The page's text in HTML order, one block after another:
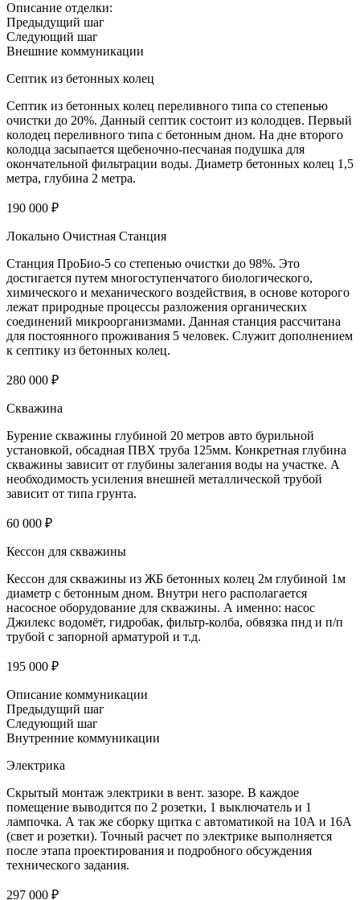
Описание отделки:
Предыдущий шаг
Следующий шаг
Внешние коммуникации
Септик из бетонных колец
Септик из бетонных колец переливного типа со степенью
очистки до 20%. Данный септик состоит из колодцев. Первый
колодец переливного типа с бетонным дном. На дне второго
колодца засыпается щебеночно-песчаная подушка для
окончательной фильтрации воды. Диаметр бетонных колец 1,5
метра, глубина 2 метра.
190 000 ₽
Локально Очистная Станция
Станция ПроБио-5 со степенью очистки до 98%. Это
достигается путем многоступенчатого биологического,
химического и механического воздействия, в основе которого
лежат природные процессы разложения органических
соединений микроорганизмами. Данная станция рассчитана
для постоянного проживания 5 человек. Служит дополнением
к септику из бетонных колец.
280 000 ₽
Скважина
Бурение скважины глубиной 20 метров авто бурильной
установкой, обсадная ПВХ труба 125мм. Конкретная глубина
скважины зависит от глубины залегания воды на участке. А
необходимость усиления внешней металлической трубой
зависит от типа грунта.
60 000 ₽
Кессон для скважины
Кессон для скважины из ЖБ бетонных колец 2м глубиной 1м
диаметр с бетонным дном. Внутри него располагается
насосное оборудование для скважины. А именно: насос
Джилекс водомёт, гидробак, фильтр-колба, обвязка пнд и п/п
трубой с запорной арматурой и т.д.
195 000 ₽
Описание коммуникации
Предыдущий шаг
Следующий шаг
Внутренние коммуникации
Электрика
Скрытый монтаж электрики в вент. зазоре. В каждое
помещение выводится по 2 розетки, 1 выключатель и 1
лампочка. А так же сборку щитка с автоматикой на 10А и 16А
(свет и розетки). Точный расчет по электрике выполняется
после этапа проектирования и подробного обсуждения
технического задания.
297 000 ₽